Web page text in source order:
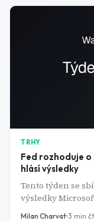
TRHY
Fed rozhoduje o
hlásí výsledky
Tento týden se
výsledky
hodin. K tomu
Milan Charvat 3 min